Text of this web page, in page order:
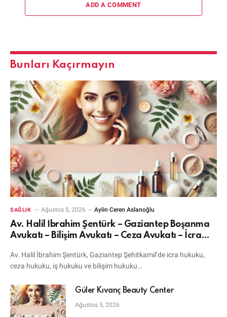
ADD A COMMENT
Bunları Kaçırmayın
SAĞLIK Ağustos 5, 2026 Aylin Ceren Aslanoğlu
Av. Halil İbrahim Şentürk – Gaziantep Boşanma
Avukatı – Bilişim Avukatı – Ceza Avukatı – İcra
Av. Halil İbrahim Şentürk, Gaziantep Şehitkamil’de icra hukuku,
ceza hukuku, iş hukuku ve bilişim hukuku…
Güler Kıvanç Beauty Center
Ağustos 5, 2026